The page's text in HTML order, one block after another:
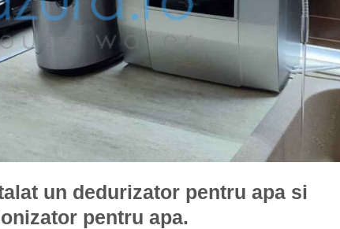
un dedurizator pentru apa si
pentru apa.